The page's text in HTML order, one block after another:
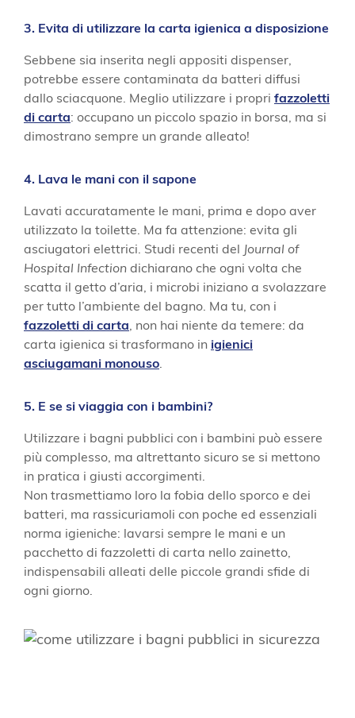
3. Evita di utilizzare la carta igienica a disposizione
Sebbene sia inserita negli appositi dispenser,
potrebbe essere contaminata da batteri diffusi
dallo sciacquone. Meglio utilizzare i propri fazzoletti
di carta: occupano un piccolo spazio in borsa, ma si
dimostrano sempre un grande alleato!
4. Lava le mani con il sapone
Lavati accuratamente le mani, prima e dopo aver
utilizzato la toilette. Ma fa attenzione: evita gli
asciugatori elettrici. Studi recenti del
Journal of
Hospital Infection dichiarano che ogni volta che
scatta il getto d’aria, i microbi iniziano a svolazzare
per tutto l’ambiente del bagno. Ma tu, con i
fazzoletti di carta, non hai niente da temere: da
carta igienica si trasformano in igienici
asciugamani monouso.
5. E se si viaggia con i bambini?
Utilizzare i bagni pubblici con i bambini può essere
più complesso, ma altrettanto sicuro se si mettono
in pratica i giusti accorgimenti.
Non trasmettiamo loro la fobia dello sporco e dei
batteri, ma rassicuriamoli con poche ed essenziali
norma igieniche: lavarsi sempre le mani e un
pacchetto di fazzoletti di carta nello zainetto,
indispensabili alleati delle piccole grandi sfide di
ogni giorno.